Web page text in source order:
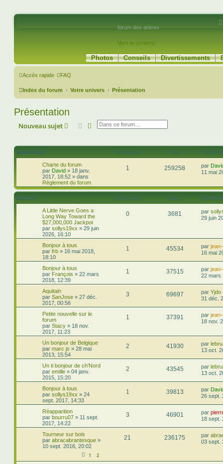
forum des arbres
Vers le contenu
Photos Conseils Divertissements
Accès rapide FAQ
Index du forum Votre univers Présentation
Présentation
Nouveau sujet Rechercher
Recherche avancée
ANNONCES RÉPONSES VUES
Charte du forum
par David » 18 janv.
2017, 18:52 » dans
Règlement du forum
1 259258 par
11 mai
SUJETS RÉPONSES VUES
A Little Nerve Goes a
Long Way Toward the
$27,000,000 Jackpot
par sollys19xx » 29 juin
2026, 16:10
0 3681 par
29 juin
Bonjour à tous
par frb » 16 mai 2018,
18:10
1 45534 par
16 mai
Bonjour à tous
par François » 22 mars
2018, 12:39
1 37515 par
22 mars
Aquitain
par SanJose » 27 déc.
2017, 00:56
3 69697 par Yjdo
31 déc.
Petite nouvelle sur le
forum
par Stacy » 18 nov.
2017, 11:23
1 37391 par
18 nov.
Un bonjour de Belgique
par marc js » 28 mai
2013, 15:54
2 41930 par
13 oct.
Un ti bonjour de ch'Nord
par emille » 04 janv.
2015, 15:20
2 43545 par
13 oct.
Bonjour à tous
par sollys19xx » 24
sept. 2017, 14:33
1 39813 par
26 sept.
Réapparition
par bourru07 » 11 sept.
2017, 14:22
3 46901 par
18 sept.
Tourneur sur bois
par abracabrantesque »
10 sept. 2016, 20:02
1 2
21 236175 par
03 sept.